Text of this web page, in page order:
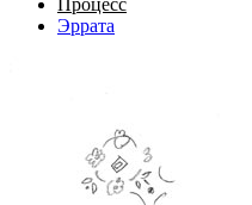
Эррата